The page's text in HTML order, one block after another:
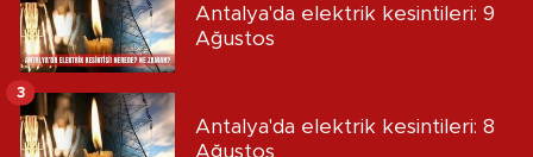
Antalya'da elektrik kesintileri: 9
Ağustos
Antalya'da elektrik kesintileri: 8
Ağustos
3